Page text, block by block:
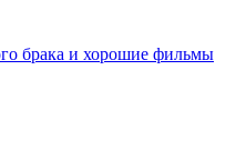
брака и хорошие фильмы